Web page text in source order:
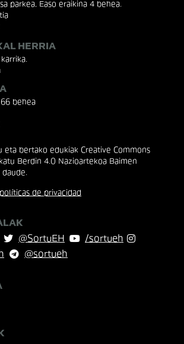
parkea, Easo eraikina 4 behea.
HERRIA
66 behea
eta bertako edukiak Creative Commons
Berdin 4.0 Nazioartekoa Baimen
daude.
de privacidad
@SortuEH
/sortueh
@sortueh